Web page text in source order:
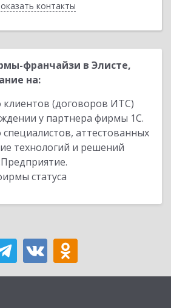
контакты
Назад
франчайзи в Элисте,
на:
клиентов (договоров ИТС)
у партнера фирмы 1С.
специалистов, аттестованных
технологий и решений
статуса